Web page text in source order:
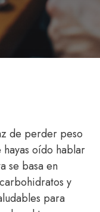
de perder peso
oído hablar
se basa en
y
para